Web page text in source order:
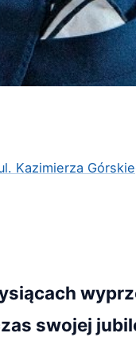
Kazimierza
swojej